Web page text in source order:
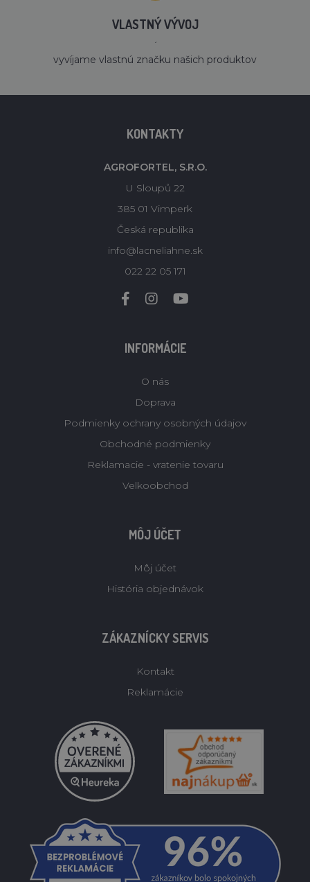
VLASTNÝ VÝVOJ
´
vyvíjame vlastnú značku našich produktov
KONTAKTY
AGROFORTEL, S.R.O.
U Sloupů 22
385 01 Vimperk
Česká republika
info@lacneliahne.sk
022 22 05 171
INFORMÁCIE
O nás
Doprava
Podmienky ochrany osobných údajov
Obchodné podmienky
Reklamacie - vratenie tovaru
Velkoobchod
MÔJ ÚČET
Môj účet
História objednávok
ZÁKAZNÍCKY SERVIS
Kontakt
Reklamácie